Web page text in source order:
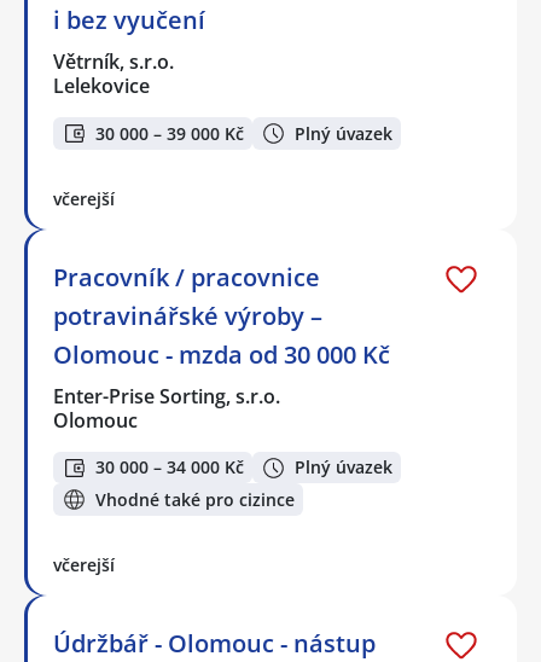
i bez vyučení
Větrník, s.r.o.
Lelekovice
30 000 – 39 000 Kč Plný úvazek
včerejší
Pracovník / pracovnice
potravinářské výroby –
Olomouc - mzda od 30 000 Kč
Enter-Prise Sorting, s.r.o.
Olomouc
30 000 – 34 000 Kč
Plný úvazek
Vhodné také pro cizince
včerejší
Údržbář - Olomouc - nástup